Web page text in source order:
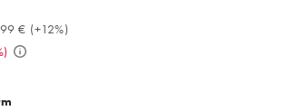
Bestpreis 17,99 € (+12%). Vorher 32,99
€ (+12%)
)